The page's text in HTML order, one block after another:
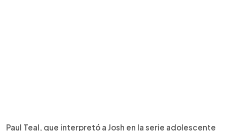
Paul Teal, que interpretó a Josh en la serie adolescente